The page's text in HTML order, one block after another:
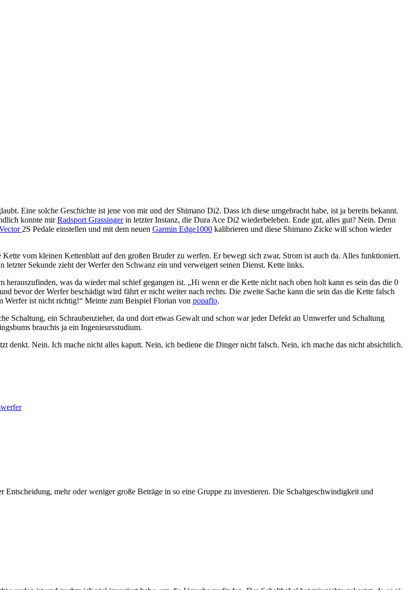
Eine solche Geschichte ist jene von mir und der Shimano Di2. Dass ich diese umgebracht habe, ist ja bereits bekannt.
konnte mirRadsport Grassingerin letzter Instanz, die Dura Ace Di2 wiederbeleben. Ende gut, alles gut? Nein. Denn
2S Pedale einstellen und mit dem neuen Garmin Edge1000 kalibrieren und diese Shimano Zicke will schon wieder
vom kleinen Kettenblatt auf den großen Bruder zu werfen. Er bewegt sich zwar, Strom ist auch da. Alles funktioniert.
letzter Sekunde zieht der Werfer den Schwanz ein und verweigert seinen Dienst. Kette links.
herauszufinden, was da wieder mal schief gegangen ist. „Hi wenn er die Kette nicht nach oben holt kann es sein das die 0
bevor der Werfer beschädigt wird fährt er nicht weiter nach rechts. Die zweite Sache kann die sein das die Kette falsch
Werfer ist nicht richtig!“ Meinte zum Beispiel Florian von popaflo.
Schaltung, ein Schraubenzieher, da und dort etwas Gewalt und schon war jeder Defekt an Umwerfer und Schaltung
brauchts ja ein Ingenieursstudium.
denkt. Nein. Ich mache nicht alles kaputt. Nein, ich bediene die Dinger nicht falsch. Nein, ich mache das nicht absichtlich.
Entscheidung, mehr oder weniger große Beträge in so eine Gruppe zu investieren. Die Schaltgeschwindigkeit und